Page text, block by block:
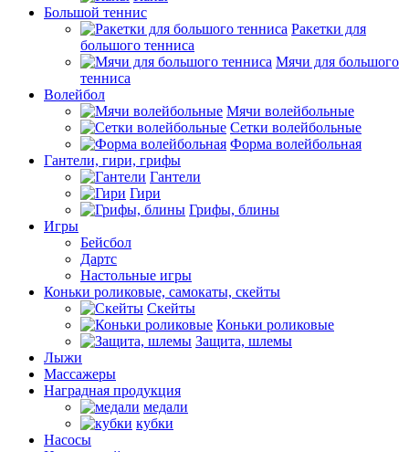
Большой теннис
Ракетки для
большого тенниса
Мячи для большого
тенниса
Волейбол
Мячи волейбольные
Сетки волейбольные
Форма волейбольная
Гантели, гири, грифы
Гантели
Гири
Грифы, блины
Игры
Бейсбол
Дартс
Настольные игры
Коньки роликовые, самокаты, скейты
Скейты
Коньки роликовые
Защита, шлемы
Лыжи
Массажеры
Наградная продукция
медали
кубки
Насосы